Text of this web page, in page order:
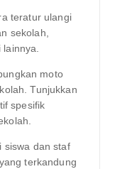
teratur ulangi
sekolah,
moto
Tunjukkan
spesifik
siswa dan staf
terkandung